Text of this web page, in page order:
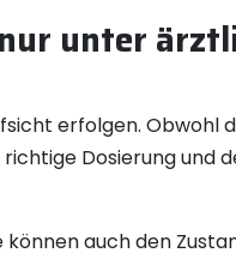
unter
erfolgen. Obwohl
Dosierung und
können auch den